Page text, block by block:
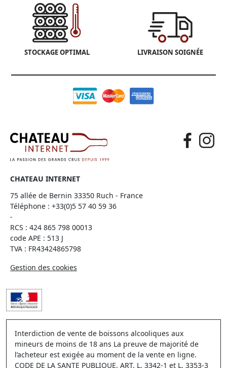
STOCKAGE OPTIMAL LIVRAISON SOIGNÉE
CHATEAU INTERNET
75 allée de Bernin 33350 Ruch - France
Téléphone : +33(0)5 57 40 59 36
-
RCS : 424 865 798 00013
code APE : 513 J
TVA : FR43424865798
Gestion des cookies
Interdiction de vente de boissons alcooliques aux
mineurs de moins de 18 ans La preuve de majorité de
l’acheteur est exigée au moment de la vente en ligne.
CODE DE LA SANTE PUBLIQUE, ART. L. 3342-1 et L. 3353-3